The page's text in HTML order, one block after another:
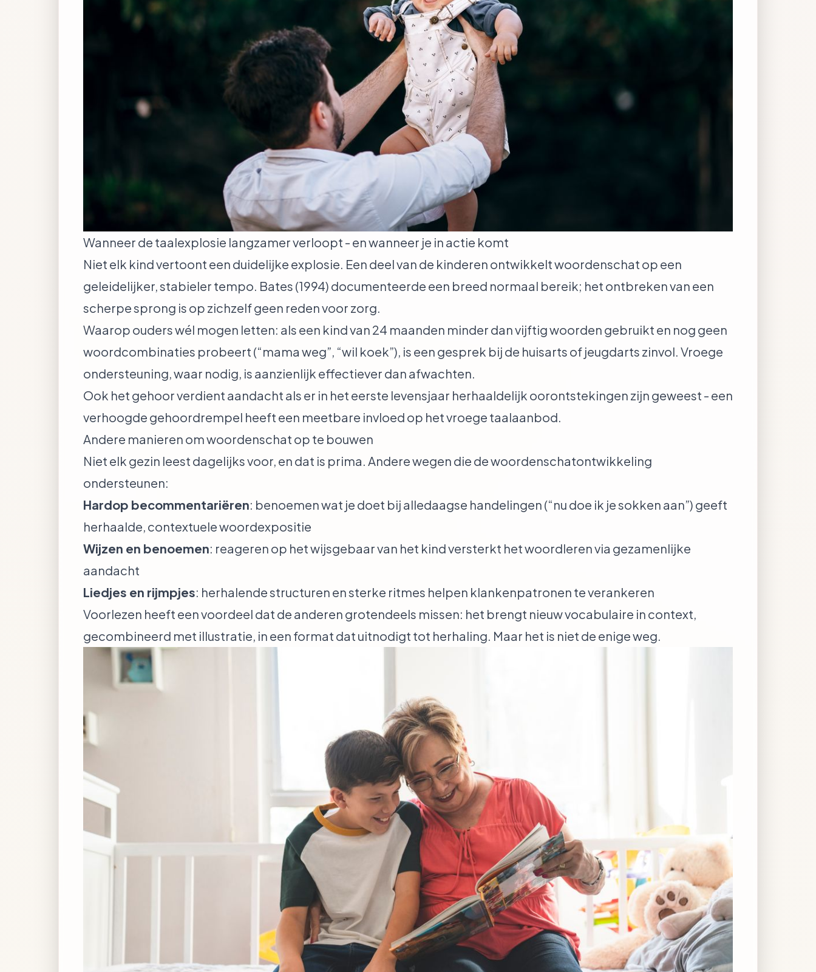
Wanneer de taalexplosie langzamer verloopt - en wanneer je in actie komt
Niet elk kind vertoont een duidelijke explosie. Een deel van de kinderen ontwikkelt woordenschat op een
geleidelijker, stabieler tempo. Bates (1994) documenteerde een breed normaal bereik; het ontbreken van een
scherpe sprong is op zichzelf geen reden voor zorg.
Waarop ouders wél mogen letten: als een kind van 24 maanden minder dan vijftig woorden gebruikt en nog geen
woordcombinaties probeert (“mama weg”, “wil koek”), is een gesprek bij de huisarts of jeugdarts zinvol. Vroege
ondersteuning, waar nodig, is aanzienlijk effectiever dan afwachten.
Ook het gehoor verdient aandacht als er in het eerste levensjaar herhaaldelijk oorontstekingen zijn geweest - een
verhoogde gehoordrempel heeft een meetbare invloed op het vroege taalaanbod.
Andere manieren om woordenschat op te bouwen
Niet elk gezin leest dagelijks voor, en dat is prima. Andere wegen die de woordenschatontwikkeling
ondersteunen:
Hardop becommentariëren: benoemen wat je doet bij alledaagse handelingen (“nu doe ik je sokken aan”) geeft
herhaalde, contextuele woordexpositie
Wijzen en benoemen: reageren op het wijsgebaar van het kind versterkt het woordleren via gezamenlijke
aandacht
Liedjes en rijmpjes: herhalende structuren en sterke ritmes helpen klankenpatronen te verankeren
Voorlezen heeft een voordeel dat de anderen grotendeels missen: het brengt nieuw vocabulaire in context,
gecombineerd met illustratie, in een format dat uitnodigt tot herhaling. Maar het is niet de enige weg.